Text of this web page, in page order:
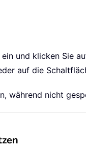
und klicken Sie
auf die
während nicht